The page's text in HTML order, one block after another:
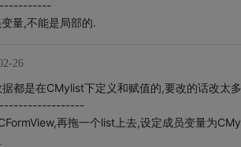
量,不能是局部的.
26
都是在CMylist下定义和赋值的,要改的话改太
再拖一个list上去,设定成员变量为